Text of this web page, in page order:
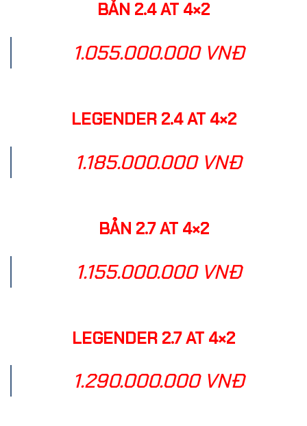
BẢN 2.4 AT 4×2
1.055.000.000 VNĐ
LEGENDER 2.4 AT 4×2
1.185.000.000 VNĐ
BẢN 2.7 AT 4×2
1.155.000.000 VNĐ
LEGENDER 2.7 AT 4×2
1.290.000.000 VNĐ